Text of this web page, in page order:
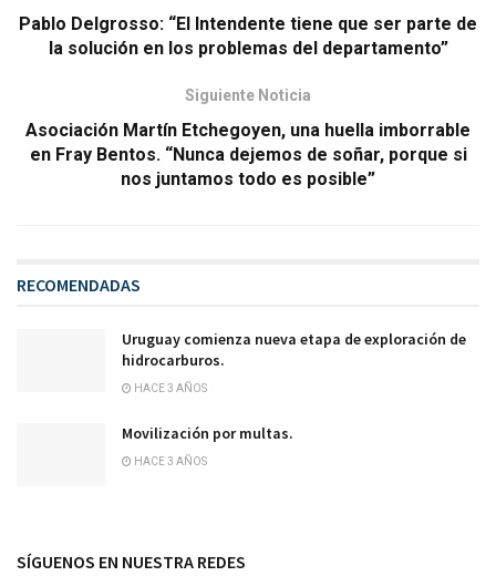
Pablo Delgrosso: “El Intendente tiene que ser parte de
la solución en los problemas del departamento”
Siguiente Noticia
Asociación Martín Etchegoyen, una huella imborrable
en Fray Bentos. “Nunca dejemos de soñar, porque si
nos juntamos todo es posible”
RECOMENDADAS
Uruguay comienza nueva etapa de exploración de
hidrocarburos.
HACE 3 AÑOS
Movilización por multas.
HACE 3 AÑOS
SÍGUENOS EN NUESTRA REDES